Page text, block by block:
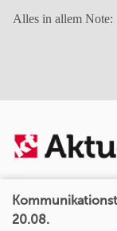
Alles in allem Note:
20.08.